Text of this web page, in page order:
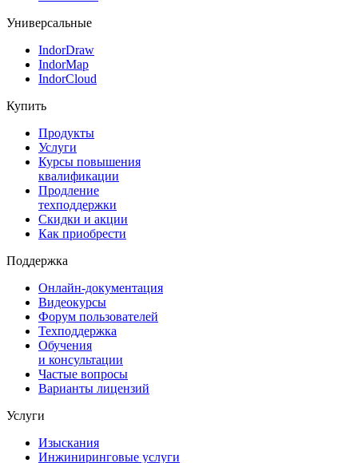
Универсальные
IndorDraw
IndorMap
IndorCloud
Купить
Продукты
Услуги
Курсы повышения
квалификации
Продление
техподдержки
Скидки и акции
Как приобрести
Поддержка
Онлайн-документация
Видеокурсы
Форум пользователей
Техподдержка
Обучения
и консультации
Частые вопросы
Варианты лицензий
Услуги
Изыскания
Инжиниринговые услуги